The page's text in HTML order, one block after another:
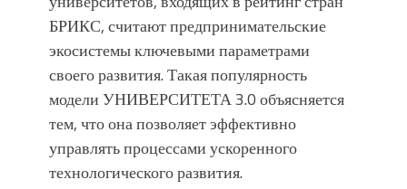
БРИКС, считают предпринимательские
экосистемы ключевыми параметрами
своего развития. Такая популярность
модели УНИВЕРСИТЕТА 3.0 объясняется
тем, что она позволяет эффективно
управлять процессами ускоренного
технологического развития.